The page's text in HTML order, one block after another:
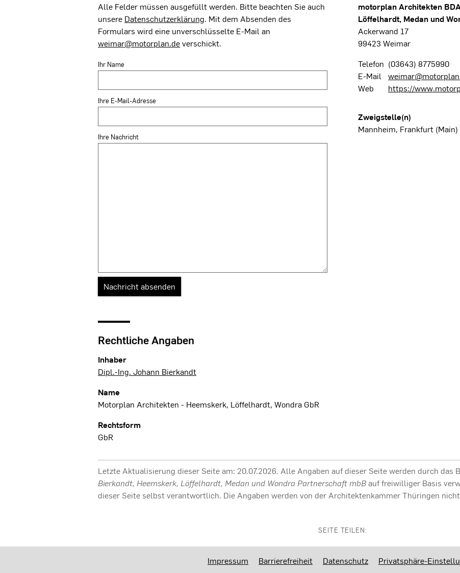
Alle Felder müssen ausgefüllt werden. Bitte beachten Sie auch
unsere Datenschutzerklärung. Mit dem Absenden des
Formulars wird eine unverschlüsselte E-Mail an
weimar@motorplan.deverschickt.
Ihr Name
Ihre E-Mail-Adresse
Ihre Nachricht
motorplan Architekten
Löffelhardt, Medan und
Ackerwand 17
99423 Weimar
Telefon (03643) 8775990
E-Mail
Web
https://
Zweigstelle(n)
Mannheim, Frankfurt (Main)
Rechtliche Angaben
Inhaber
Dipl.-Ing. Johann Bierkandt
Name
Motorplan Architekten - Heemskerk, Löffelhardt, Wondra GbR
Rechtsform
GbR
Letzte Aktualisierung dieser Seite am: 20.07.2026. Alle Angaben auf dieser Seite werden durch das
Bierkandt, Heemskerk, Löffelhardt, Medan und Wondra Partnerschaft mbBauf freiwilliger Basis
dieser Seite selbst verantwortlich. Die Angaben werden von der Architektenkammer Thüringen
SEITE TEILEN:
Impressum Barrierefreiheit Datenschutz Privatsphäre-